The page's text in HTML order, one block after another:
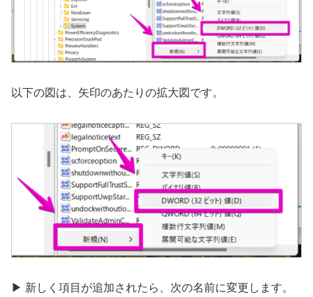
以下の図は、矢印のあたりの拡大図です。
▶ 新しく項目が追加されたら、次の名前に変更します。